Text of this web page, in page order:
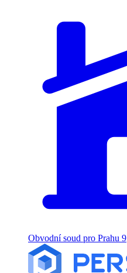
Obvodní soud pro Prahu 9